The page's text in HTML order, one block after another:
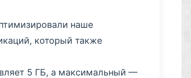
наше
который также
5 ГБ, а максимальный —